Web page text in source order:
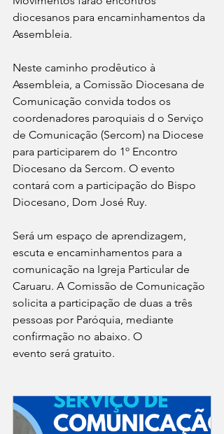
diocesanos para encaminhamentos da
Assembleia.
Neste caminho prodêutico à
Assembleia, a Comissão Diocesana de
Comunicação convida todos os
coordenadores paroquiais d o Serviço
de Comunicação (Sercom) na Diocese
para participarem do 1º Encontro
Diocesano da Sercom. O evento
contará com a participação do Bispo
Diocesano, Dom José Ruy.
Será um espaço de aprendizagem,
escuta e encaminhamentos para a
comunicação na Igreja Particular de
Caruaru. A Comissão de Comunicação
solicita a participação de duas a três
pessoas por Paróquia, mediante
confirmação no abaixo. O
evento será gratuito.